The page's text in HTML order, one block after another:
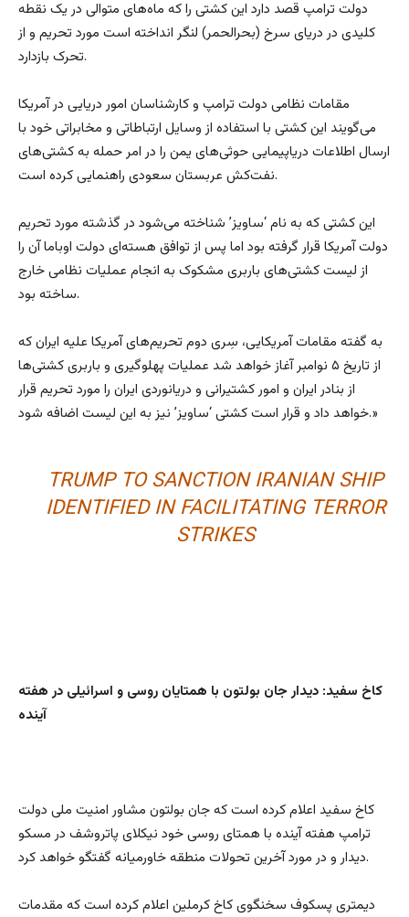
دولت ترامپ قصد دارد این کشتی را که ماه‌های متوالی در یک نقطه
کلیدی در دریای سرخ (بحرالحمر) لنگر انداخته است مورد تحریم و از
تحرک بازدارد.
مقامات نظامی دولت ترامپ و کارشناسان امور دریایی در آمریکا
می‌گویند این کشتی با استفاده از وسایل ارتباطاتی و مخابراتی خود با
ارسال اطلاعات دریاپیمایی حوثی‌های یمن را در امر حمله به کشتی‌های
نفت‌کش عربستان سعودی راهنمایی کرده است.
این کشتی که به نام ‘ساویز’ شناخته می‌شود در گذشته مورد تحریم
دولت آمریکا قرار گرفته بود اما پس از توافق هسته‌ای دولت اوباما آن را
از لیست کشتی‌های باربری مشکوک به انجام عملیات نظامی خارج
ساخته بود.
به گفته مقامات آمریکایی، سِری دوم تحریم‌های آمریکا علیه ایران که
از تاریخ ۵ نوامبر آغاز خواهد شد عملیات پهلوگیری و باربری کشتی‌ها
از بنادر ایران و امور کشتیرانی و دریانوردی ایران را مورد تحریم قرار
خواهد داد و قرار است کشتی ‘ساویز’ نیز به این لیست اضافه شود.»
TRUMP TO SANCTION IRANIAN SHIP
IDENTIFIED IN FACILITATING TERROR
STRIKES
کاخ سفید: دیدار جان بولتون با همتایان روسی و اسرائیلی در هفته
آینده
کاخ سفید اعلام کرده است که جان بولتون مشاور امنیت ملی دولت
ترامپ هفته آینده با همتای روسی خود نیکلای پاتروشف در مسکو
دیدار و در مورد آخرین تحولات منطقه خاورمیانه گفتگو خواهد کرد.
دیمتری پسکوف سخنگوی کاخ کرملین اعلام کرده است که مقدمات